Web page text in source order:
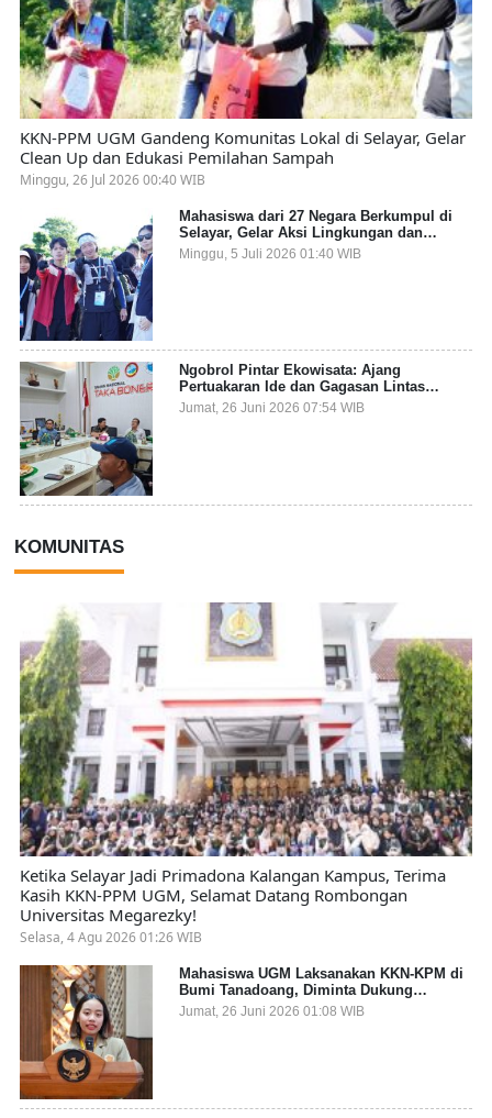
KKN-PPM UGM Gandeng Komunitas Lokal di Selayar, Gelar
Clean Up dan Edukasi Pemilahan Sampah
Minggu, 26 Jul 2026 00:40 WIB
Mahasiswa dari 27 Negara Berkumpul di
Selayar, Gelar Aksi Lingkungan dan
Dalami Kearifan Lokal Bumi Tanadoang
Minggu, 5 Juli 2026 01:40 WIB
Ngobrol Pintar Ekowisata: Ajang
Pertuakaran Ide dan Gagasan Lintas
Sektor
Jumat, 26 Juni 2026 07:54 WIB
KOMUNITAS
Ketika Selayar Jadi Primadona Kalangan Kampus, Terima
Kasih KKN-PPM UGM, Selamat Datang Rombongan
Universitas Megarezky!
Selasa, 4 Agu 2026 01:26 WIB
Mahasiswa UGM Laksanakan KKN-KPM di
Bumi Tanadoang, Diminta Dukung
Gemerlap dan Beri Solusi pada Persoalan
Sampah Pesisir
Jumat, 26 Juni 2026 01:08 WIB